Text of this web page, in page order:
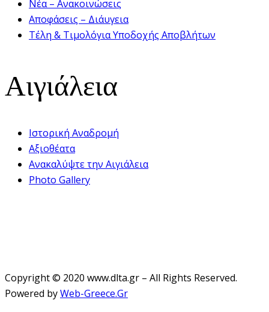
Νέα – Ανακοινώσεις
Αποφάσεις – Διάυγεια
Τέλη & Τιμολόγια Υποδοχής Αποβλήτων
Αιγιάλεια
Ιστορική Αναδρομή
Αξιοθέατα
Ανακαλύψτε την Αιγιάλεια
Photo Gallery
Copyright © 2020 www.dlta.gr – All Rights Reserved.
Powered byWeb-Greece.Gr